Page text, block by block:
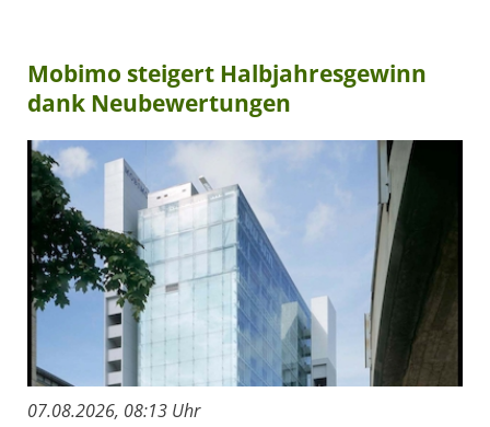
Mobimo steigert Halbjahresgewinn
dank Neubewertungen
07.08.2026, 08:13 Uhr